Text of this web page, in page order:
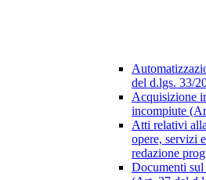
del d.lgs. 33/
Acquisizione
incompiute
Atti relativi
opere, servizi
redazione
Documenti